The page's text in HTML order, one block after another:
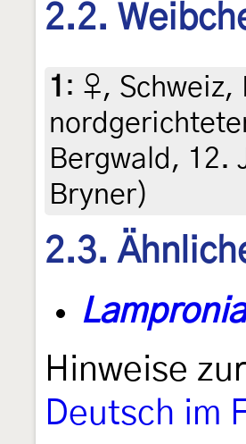
2.2.
1 : ♀, Schweiz,
Bergwald, 12.
Bryner)
2.3.
Hinweise
Deutsch im